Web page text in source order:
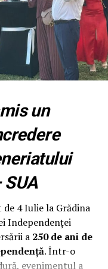
GRECO
(FNTM)
construit
pentru atragerea
internațională.
desfășurat la
și
direct în
identifică
și construiesc un
generali,
un
4 Iulie la Grădina
Independenței
a 250 de ani de
. Într-o
evenimentul a